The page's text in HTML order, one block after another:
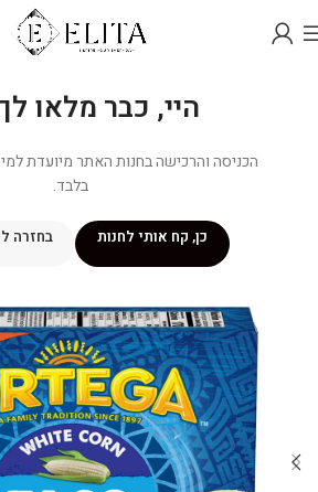
היי, כבר מלאו לך
בלבד.
כן, קח אותי לחנות בחזרה